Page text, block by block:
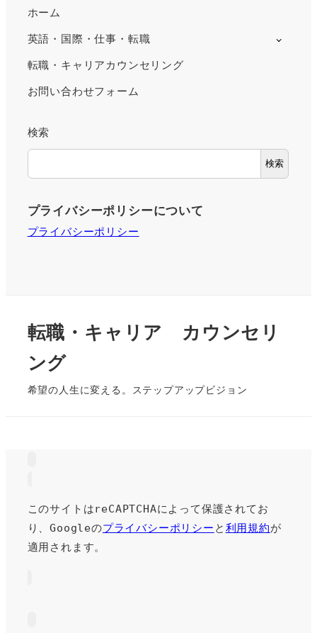
ホーム
英語・国際・仕事・転職
転職・キャリアカウンセリング
お問い合わせフォーム
検索
検索
プライバシーポリシーについて
プライバシーポリシー
転職・キャリア カウンセリ
ング
希望の人生に変える。ステップアップビジョン
このサイトはreCAPTCHAによって保護されてお
り、Googleのプライバシーポリシー と 利用規約が
適用されます。